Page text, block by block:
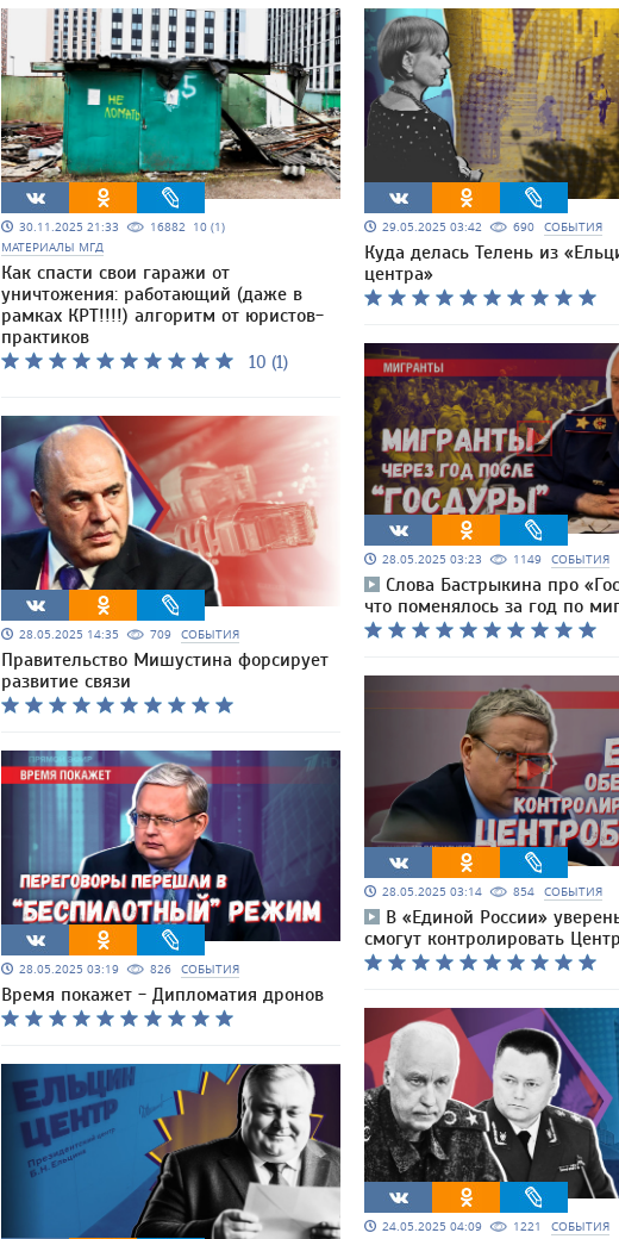
30.11.2025 21:33 16882 10 (1)
МАТЕРИАЛЫ МГД
Как спасти свои гаражи от
уничтожения: работающий (даже в
рамках КРТ!!!!) алгоритм от юристов-
практиков
10 (1)
28.05.2025 14:35 709 СОБЫТИЯ
Правительство Мишустина форсирует
развитие связи
28.05.2025 03:19 826 СОБЫТИЯ
Время покажет - Дипломатия дронов
29.05.2025 03:42 690 СОБЫТИЯ
Куда делась Телень из
центра»
28.05.2025 03:23 1149 СОБЫТИЯ
Слова Бастрыкина про
что поменялось за год по
28.05.2025 03:14 854 СОБЫТИЯ
В «Единой России»
смогут контролировать
24.05.2025 04:09 1221 СОБЫТИЯ